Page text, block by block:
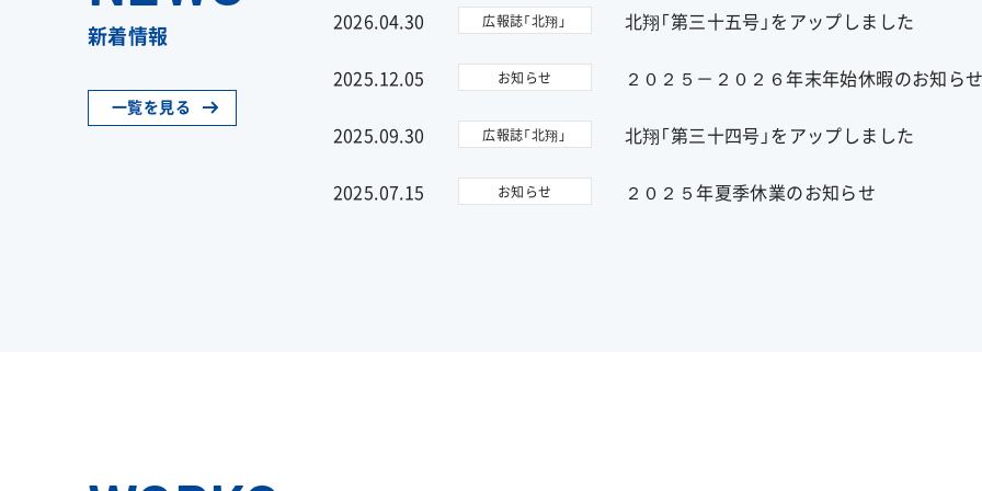
新着情報
一覧を見る
2026.04.30 広報誌「北翔」 北翔「第三十五号」をアップしました
2025.12.05 お知らせ ２０２５－２０２６年末年始休暇のお知ら
2025.09.30 広報誌「北翔」 北翔「第三十四号」をアップしました
2025.07.15 お知らせ ２０２５年夏季休業のお知らせ